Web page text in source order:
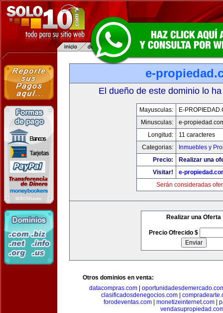
e-
El dueño de este dominio lo
Mayusculas:
E-
Minusculas:
e-
Longitud:
11 caracteres
Categorias:
Inmuebles y
Precio:
Realizar una
Visitar!
e-
Serán consideradas
Realizar una Oferta
Precio Ofrecido $
Otros dominios en venta:
datacompras.com
clasificadosdenegocios.com|
forodeventas.com| monetizeinternet.com|